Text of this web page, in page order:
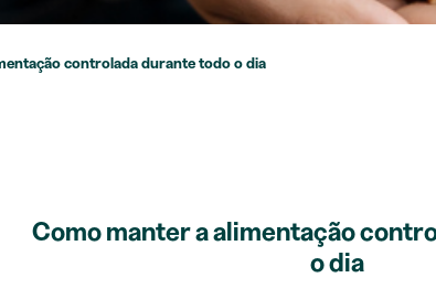
controlada durante todo o dia
Como manter a alimentação
o dia